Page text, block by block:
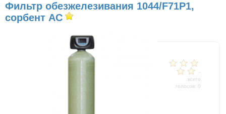
Фильтр обезжелезивания 1044/F71P1,
сорбент АС
-
всего
голосов: 0